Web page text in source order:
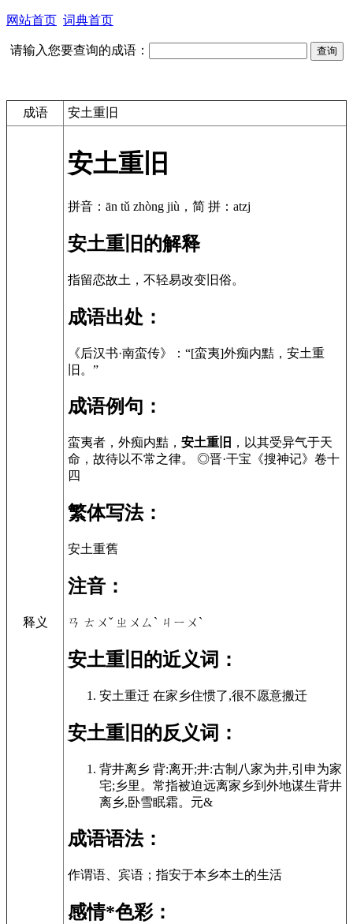
网站首页 词典首页
请输入您要查询的成语：
成语 安土重旧
释义
安土重旧
拼音：ān tǔ zhòng jiù，简 拼：atzj
安土重旧的解释
指留恋故土，不轻易改变旧俗。
成语出处：
《后汉书·南蛮传》：“[蛮夷]外痴内黠，安土重
旧。”
成语例句：
蛮夷者，外痴内黠， 安土重旧 ，以其受异气于天
命，故待以不常之律。 ◎晋·干宝《搜神记》卷十
四
繁体写法：
安土重舊
注音：
ㄢ ㄊㄨˇ ㄓㄨㄙˋ ㄐㄧㄨˋ
安土重旧的近义词：
安土重迁 在家乡住惯了,很不愿意搬迁
安土重旧的反义词：
背井离乡 背:离开;井:古制八家为井,引申为家
宅;乡里。常指被迫远离家乡到外地谋生背井
离乡,卧雪眠霜。元&
成语语法：
作谓语、宾语；指安于本乡本土的生活
感情*色彩：